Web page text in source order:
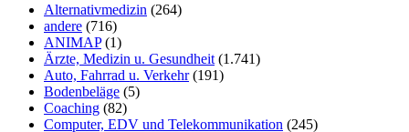
Alternativmedizin (264)
andere (716)
ANIMAP(1)
Ärzte, Medizin u. Gesundheit (1.741)
Auto, Fahrrad u. Verkehr(191)
Bodenbeläge (5)
Coaching (82)
Computer, EDV und Telekommunikation (245)